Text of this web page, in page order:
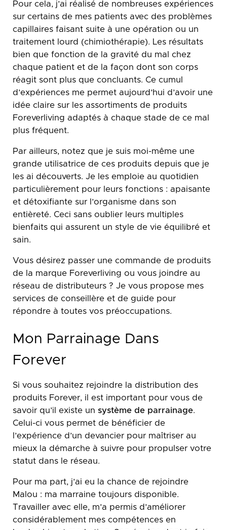
Pour cela, j’ai réalisé de nombreuses expériences
sur certains de mes patients avec des problèmes
capillaires faisant suite à une opération ou un
traitement lourd (chimiothérapie). Les résultats
bien que fonction de la gravité du mal chez
chaque patient et de la façon dont son corps
réagit sont plus que concluants. Ce cumul
d’expériences me permet aujourd’hui d’avoir une
idée claire sur les assortiments de produits
Foreverliving adaptés à chaque stade de ce mal
plus fréquent.
Par ailleurs, notez que je suis moi-même une
grande utilisatrice de ces produits depuis que je
les ai découverts. Je les emploie au quotidien
particulièrement pour leurs fonctions : apaisante
et détoxifiante sur l’organisme dans son
entièreté. Ceci sans oublier leurs multiples
bienfaits qui assurent un style de vie équilibré et
sain.
Vous désirez passer une commande de produits
de la marque Foreverliving ou vous joindre au
réseau de distributeurs ? Je vous propose mes
services de conseillère et de guide pour
répondre à toutes vos préoccupations.
Mon Parrainage Dans
Forever
Si vous souhaitez rejoindre la distribution des
produits Forever, il est important pour vous de
savoir qu’il existe un système de parrainage.
Celui-ci vous permet de bénéficier de
l’expérience d’un devancier pour maîtriser au
mieux la démarche à suivre pour propulser votre
statut dans le réseau.
Pour ma part, j’ai eu la chance de rejoindre
Malou : ma marraine toujours disponible.
Travailler avec elle, m’a permis d’améliorer
considérablement mes compétences en